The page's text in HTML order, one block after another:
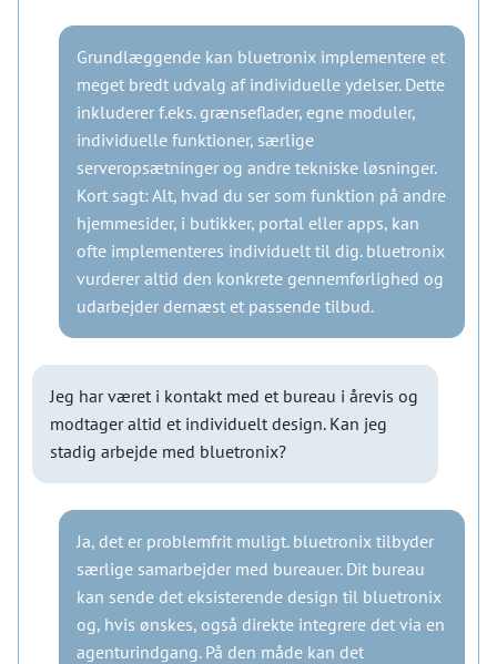
Grundlæggende kan bluetronix implementere et
meget bredt udvalg af individuelle ydelser. Dette
inkluderer f.eks. grænseflader, egne moduler,
individuelle funktioner, særlige
serveropsætninger og andre tekniske løsninger.
Kort sagt: Alt, hvad du ser som funktion på andre
hjemmesider, i butikker, portal eller apps, kan
ofte implementeres individuelt til dig. bluetronix
vurderer altid den konkrete gennemførlighed og
udarbejder dernæst et passende tilbud.
Jeg har været i kontakt med et bureau i årevis og
modtager altid et individuelt design. Kan jeg
stadig arbejde med bluetronix?
Ja, det er problemfrit muligt. bluetronix tilbyder
særlige samarbejder med bureauer. Dit bureau
kan sende det eksisterende design til bluetronix
og, hvis ønskes, også direkte integrere det via en
agenturindgang. På den måde kan det